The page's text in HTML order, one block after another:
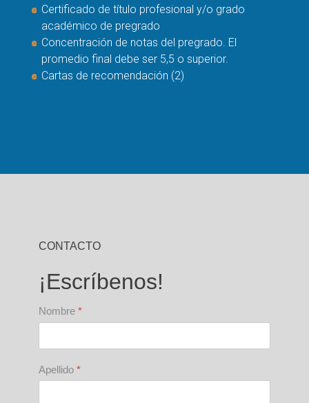
Certificado de título profesional y/o grado
académico de pregrado
Concentración de notas del pregrado. El
promedio final debe ser 5,5 o superior.
Cartas de recomendación (2)
CONTACTO
¡Escríbenos!
Nombre *
Apellido *